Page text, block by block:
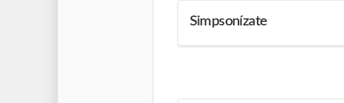
Simpsonízate